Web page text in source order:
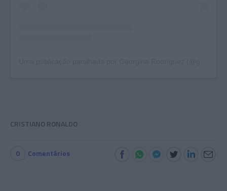
CRISTIANO RONALDO
0 Comentários